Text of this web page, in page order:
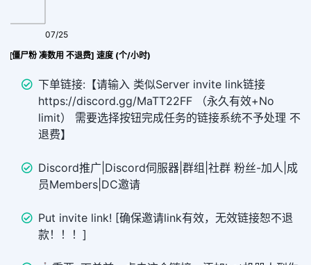
[僵尸粉 凑数用 不退费] 速度 (个/小时)
07/25
下单链接:【请输入 类似Server invite link链接
https://discord.gg/MaTT22FF （永久有效+No
limit） 需要选择按钮完成任务的链接系统不予处理 不
退费】
Discord推广|Discord伺服器|群组|社群 粉丝-加人|成
员Members|DC邀请
Put invite link! [确保邀请link有效，无效链接恕不退
款！！！]